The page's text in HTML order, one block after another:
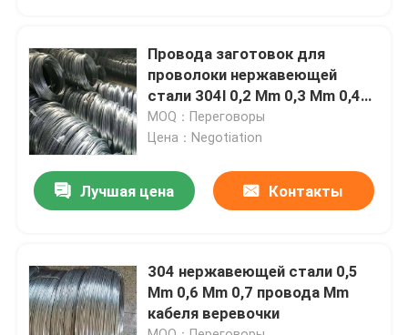
лист плиты нержавеющей стали
Катушка нержавеющей стали
Трубка SS квадратная
Безшовная труба нержавеющей стали
прокладка нержавеющей стали
Провода заготовок для
проволоки нержавеющей
стали 304l 0,2 Mm 0,3 Mm 0,4
Mm 430
MOQ：Переговоры
Цена：Negotiation
Лучшая цена Контакты
304 нержавеющей стали 0,5
Mm 0,6 Mm 0,7 провода Mm
кабеля веревочки